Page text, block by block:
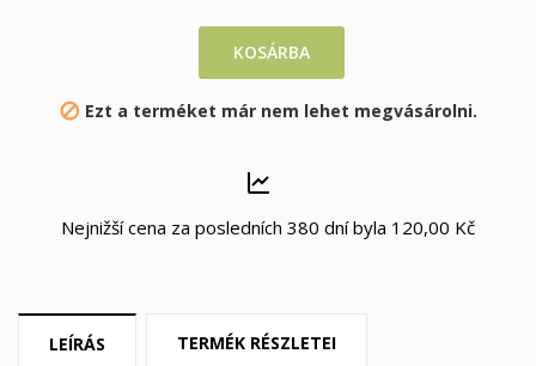
KOSÁRBA
 Ezt a terméket már nem lehet megvásárolni.
Nejnižší cena za posledních 380 dní byla 120,00 Kč
LEÍRÁS TERMÉK RÉSZLETEI